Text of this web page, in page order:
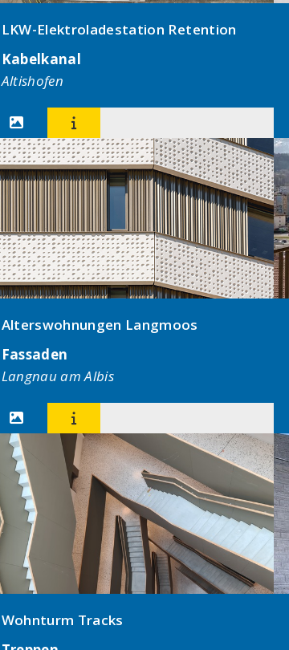
LKW-Elektroladestation Retention
Kabelkanal
Altishofen
 
Alterswohnungen Langmoos
Fassaden
Langnau am Albis
 
Wohnturm Tracks